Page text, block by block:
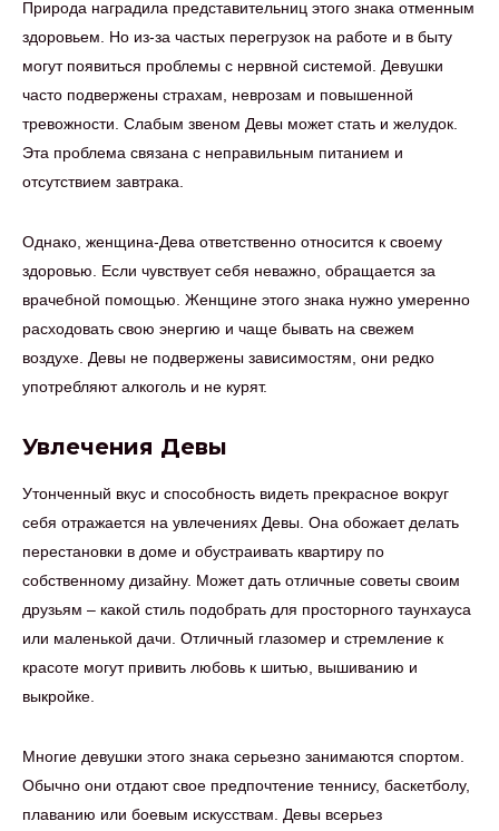
Природа наградила представительниц этого знака отменным
здоровьем. Но из-за частых перегрузок на работе и в быту
могут появиться проблемы с нервной системой. Девушки
часто подвержены страхам, неврозам и повышенной
тревожности. Слабым звеном Девы может стать и желудок.
Эта проблема связана с неправильным питанием и
отсутствием завтрака.
Однако, женщина-Дева ответственно относится к своему
здоровью. Если чувствует себя неважно, обращается за
врачебной помощью. Женщине этого знака нужно умеренно
расходовать свою энергию и чаще бывать на свежем
воздухе. Девы не подвержены зависимостям, они редко
употребляют алкоголь и не курят.
Увлечения Девы
Утонченный вкус и способность видеть прекрасное вокруг
себя отражается на увлечениях Девы. Она обожает делать
перестановки в доме и обустраивать квартиру по
собственному дизайну. Может дать отличные советы своим
друзьям – какой стиль подобрать для просторного таунхауса
или маленькой дачи. Отличный глазомер и стремление к
красоте могут привить любовь к шитью, вышиванию и
выкройке.
Многие девушки этого знака серьезно занимаются спортом.
Обычно они отдают свое предпочтение теннису, баскетболу,
плаванию или боевым искусствам. Девы всерьез